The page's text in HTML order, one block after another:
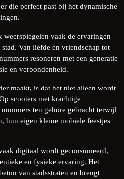
die perfect past bij het dynamische
weerspiegelen vaak de ervaringen
Van liefde en vriendschap tot
resoneren met een generatie
en verbondenheid.
maakt, is dat het niet alleen wordt
scooters met krachtige
ten gehore gebracht terwijl
hun eigen kleine mobiele feestjes
digitaal wordt geconsumeerd,
en fysieke ervaring. Het
van stadsstraten en brengt